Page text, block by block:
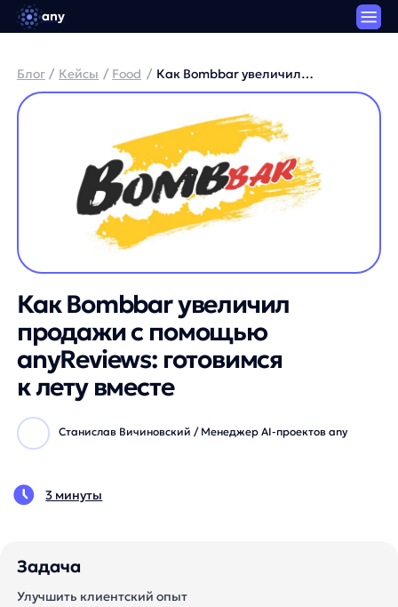
any
Как Bombbar увеличил
продажи с помощью
anyReviews: готовимся
к лету вместе
Станислав Вичиновский / Менеджер AI-проектов any
продажи с помощью
anyReviews: готовимся к лету
Улучшить клиентский опыт
Насколько вырастут бизнес-показатели
вашего интернет-магазина? Запишитесь